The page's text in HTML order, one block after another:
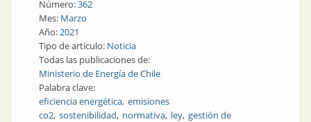
Número:362
Mes: Marzo
Año:2021
Tipo de artículo: Noticia
Todas las publicaciones de:
Ministerio de Energía de Chile
Palabra clave:
eficiencia energética emisiones
co2 sostenibilidad normativa ley gestión de